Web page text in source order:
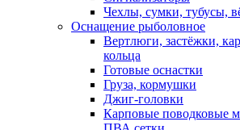
Чехлы, сумки, тубусы,
Оснащение рыболовное
Вертлюги, застёжки,
кольца
Готовые оснастки
Груза, кормушки
Джиг-головки
Карповые поводковые